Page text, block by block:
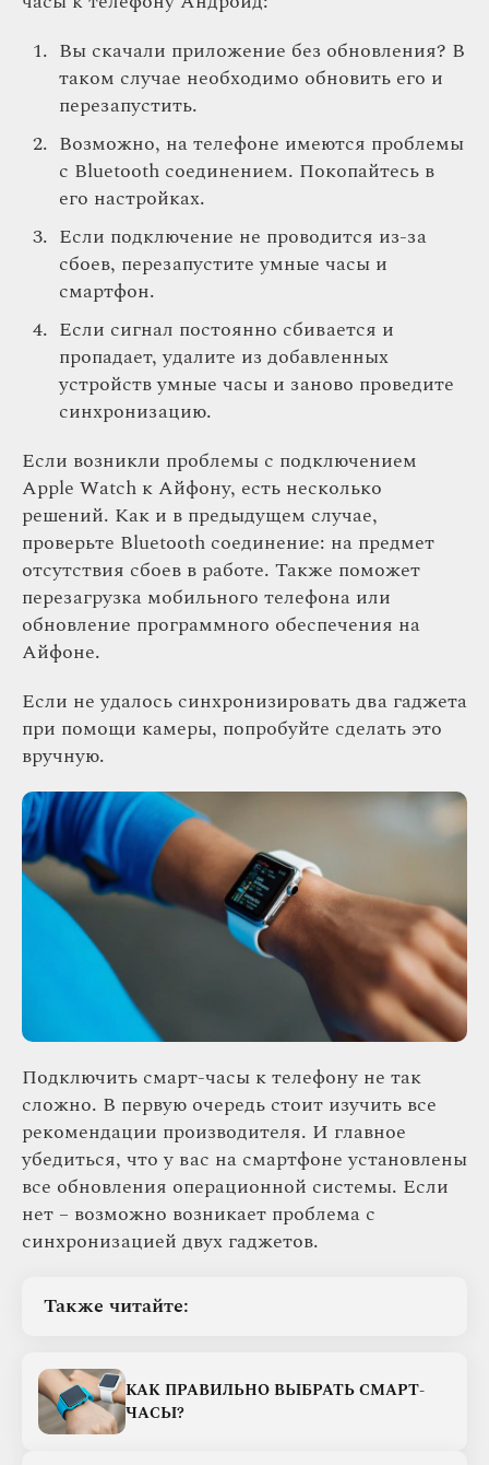
Вы скачали приложение без обновления? В
таком случае необходимо обновить его и
перезапустить.
Возможно, на телефоне имеются проблемы
с Bluetooth соединением. Покопайтесь в
его настройках.
Если подключение не проводится из-за
сбоев, перезапустите умные часы и
смартфон.
Если сигнал постоянно сбивается и
пропадает, удалите из добавленных
устройств умные часы и заново проведите
синхронизацию.
Если возникли проблемы с подключением
Apple Watch к Айфону, есть несколько
решений. Как и в предыдущем случае,
проверьте Bluetooth соединение: на предмет
отсутствия сбоев в работе. Также поможет
перезагрузка мобильного телефона или
обновление программного обеспечения на
Айфоне.
Если не удалось синхронизировать два гаджета
при помощи камеры, попробуйте сделать это
вручную.
Подключить смарт-часы к телефону не так
сложно. В первую очередь стоит изучить все
рекомендации производителя. И главное
убедиться, что у вас на смартфоне установлены
все обновления операционной системы. Если
нет – возможно возникает проблема с
синхронизацией двух гаджетов.
Также читайте:
КАК ПРАВИЛЬНО ВЫБРАТЬ СМАРТ-
ЧАСЫ?